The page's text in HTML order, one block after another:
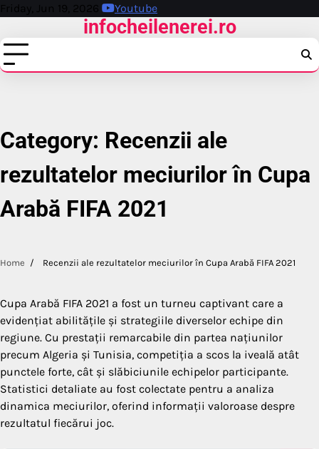
Skip
content
Friday, Jun 19, 2026 Youtube
infocheilenerei.ro
Category: Recenzii ale
rezultatelor meciurilor în Cupa
Arabă FIFA 2021
Home Recenzii ale rezultatelor meciurilor în Cupa Arabă FIFA 2021
Cupa Arabă FIFA 2021 a fost un turneu captivant care a
evidențiat abilitățile și strategiile diverselor echipe din
regiune. Cu prestații remarcabile din partea națiunilor
precum Algeria și Tunisia, competiția a scos la iveală atât
punctele forte, cât și slăbiciunile echipelor participante.
Statistici detaliate au fost colectate pentru a analiza
dinamica meciurilor, oferind informații valoroase despre
rezultatul fiecărui joc.